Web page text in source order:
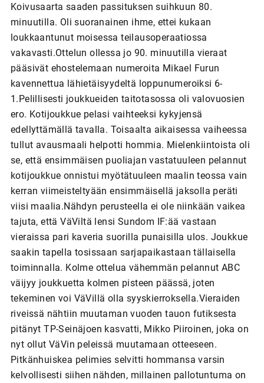
Koivusaarta saaden passituksen suihkuun 80.
minuutilla. Oli suoranainen ihme, ettei kukaan
loukkaantunut moisessa teilausoperaatiossa
vakavasti.Ottelun ollessa jo 90. minuutilla vieraat
pääsivät ehostelemaan numeroita Mikael Furun
kavennettua lähietäisyydeltä loppunumeroiksi 6-
1.Pelillisesti joukkueiden taitotasossa oli valovuosien
ero. Kotijoukkue pelasi vaihteeksi kykyjensä
edellyttämällä tavalla. Toisaalta aikaisessa vaiheessa
tullut avausmaali helpotti hommia. Mielenkiintoista oli
se, että ensimmäisen puoliajan vastatuuleen pelannut
kotijoukkue onnistui myötätuuleen maalin teossa vain
kerran viimeisteltyään ensimmäisellä jaksolla peräti
viisi maalia.Nähdyn perusteella ei ole niinkään vaikea
tajuta, että VäViltä lensi Sundom IF:ää vastaan
vieraissa pari kaveria suorilla punaisilla ulos. Joukkue
saakin tapella tosissaan sarjapaikastaan tällaisella
toiminnalla. Kolme ottelua vähemmän pelannut ABC
väijyy joukkuetta kolmen pisteen päässä, joten
tekeminen voi VäVillä olla syyskierroksella.Vieraiden
riveissä nähtiin muutaman vuoden tauon futiksesta
pitänyt TP-Seinäjoen kasvatti, Mikko Piiroinen, joka on
nyt ollut VäVin peleissä muutamaan otteeseen.
Pitkänhuiskea pelimies selvitti hommansa varsin
kelvollisesti siihen nähden, millainen pallotuntuma on